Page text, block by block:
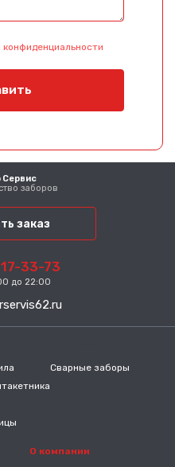
конфиденциальности
Сервис
заборов
заказ
33-73
до 22:00
Сварные заборы
О компании